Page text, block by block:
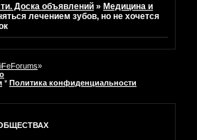
Доска объявлений »Медицина и
лечением зубов, но не хочется
»
* Политика конфиденциальности